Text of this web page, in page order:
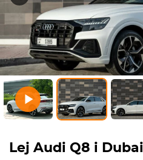
Lej Audi Q8 i Dubai